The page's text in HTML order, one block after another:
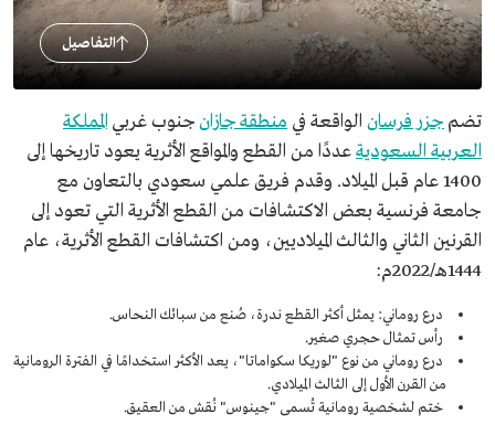
التفاصيل
تضم جزر فرسان الواقعة في منطقة جازانجنوب غربي المملكة
العربية السعوديةعددًا من القطع والمواقع الأثرية يعود تاريخها إلى
1400 عام قبل الميلاد. وقدم فريق علمي سعودي بالتعاون مع
جامعة فرنسية بعض الاكتشافات من القطع الأثرية التي تعود إلى
القرنين الثاني والثالث الميلاديين، ومن اكتشافات القطع الأثرية، عام
1444هـ/2022م:
درع روماني: يمثل أكثر القطع ندرة، صُنع من سبائك النحاس.
رأس تمثال حجري صغير.
درع روماني من نوع "لوريكا سكواماتا"، يعد الأكثر استخدامًا في الفترة الرومانية
من القرن الأول إلى الثالث الميلادي.
ختم لشخصية رومانية تُسمى "جينوس" نُقش من العقيق.